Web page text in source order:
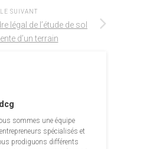
SUIVANT
légal de l’étude de sol
d’un terrain
sommes une équipe
spécialisés et
prodiguons différents